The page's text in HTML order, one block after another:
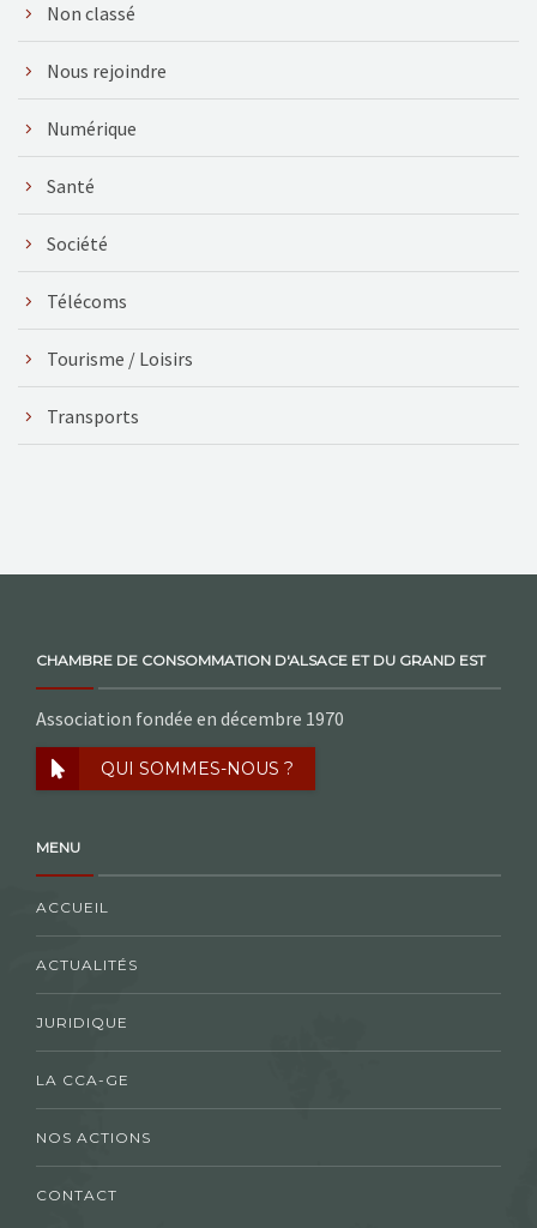
Non classé
Nous rejoindre
Numérique
Santé
Société
Télécoms
Tourisme / Loisirs
Transports
CHAMBRE DE CONSOMMATION D'ALSACE ET DU GRAND EST
Association fondée en décembre 1970
QUI SOMMES-NOUS ?
MENU
ACCUEIL
ACTUALITÉS
JURIDIQUE
LA CCA-GE
NOS ACTIONS
CONTACT